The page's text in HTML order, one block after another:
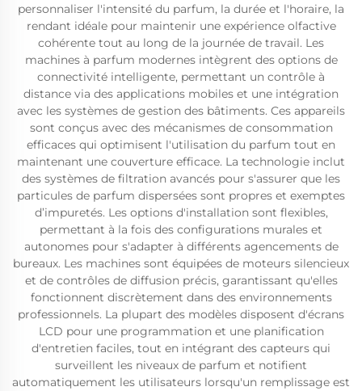
personnaliser l'intensité du parfum, la durée et l'horaire, la
rendant idéale pour maintenir une expérience olfactive
cohérente tout au long de la journée de travail. Les
machines à parfum modernes intègrent des options de
connectivité intelligente, permettant un contrôle à
distance via des applications mobiles et une intégration
avec les systèmes de gestion des bâtiments. Ces appareils
sont conçus avec des mécanismes de consommation
efficaces qui optimisent l'utilisation du parfum tout en
maintenant une couverture efficace. La technologie inclut
des systèmes de filtration avancés pour s'assurer que les
particules de parfum dispersées sont propres et exemptes
d’impuretés. Les options d'installation sont flexibles,
permettant à la fois des configurations murales et
autonomes pour s'adapter à différents agencements de
bureaux. Les machines sont équipées de moteurs silencieux
et de contrôles de diffusion précis, garantissant qu'elles
fonctionnent discrètement dans des environnements
professionnels. La plupart des modèles disposent d'écrans
LCD pour une programmation et une planification
d'entretien faciles, tout en intégrant des capteurs qui
surveillent les niveaux de parfum et notifient
automatiquement les utilisateurs lorsqu'un remplissage est